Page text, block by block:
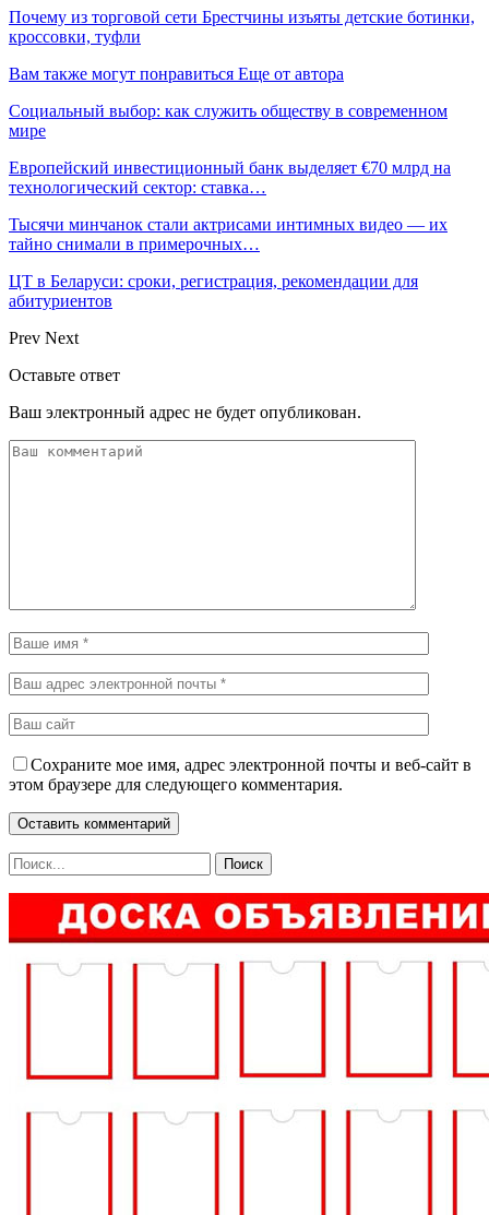
Почему из торговой сети Брестчины изъяты детские ботинки,
кроссовки, туфли
Вам также могут понравиться Еще от автора
Социальный выбор: как служить обществу в современном
мире
Европейский инвестиционный банк выделяет €70 млрд на
технологический сектор: ставка…
Тысячи минчанок стали актрисами интимных видео — их
тайно снимали в примерочных…
ЦТ в Беларуси: сроки, регистрация, рекомендации для
абитуриентов
Prev Next
Оставьте ответ
Ваш электронный адрес не будет опубликован.
Сохраните мое имя, адрес электронной почты и веб-сайт в
этом браузере для следующего комментария.